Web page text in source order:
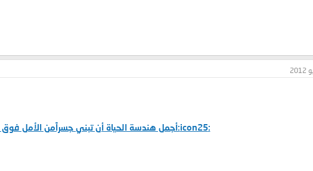
:icon25:أجمل هندسة الحياة أن تبني جسراًمن الأمل فوق بحيرة من اليأس:icon25: